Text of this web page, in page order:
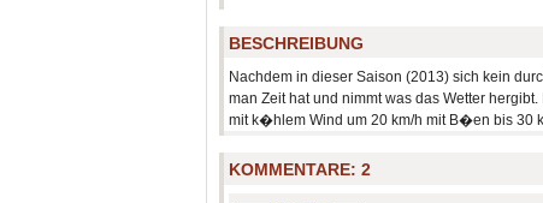
BESCHREIBUNG
Nachdem in dieser Saison (2013) sich kein
man Zeit hat und nimmt was das Wetter
mit k�hlem Wind um 20 km/h mit B�en bis 30
KOMMENTARE:2